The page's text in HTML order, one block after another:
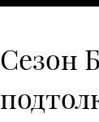
Сезон